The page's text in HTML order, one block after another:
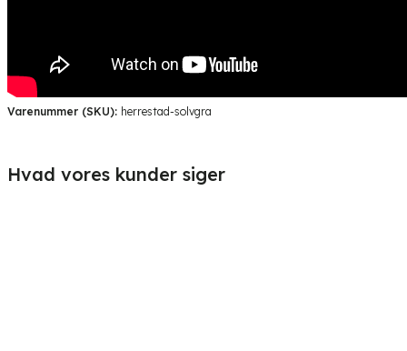
Varenummer (SKU): herrestad-solvgra
Hvad vores kunder siger